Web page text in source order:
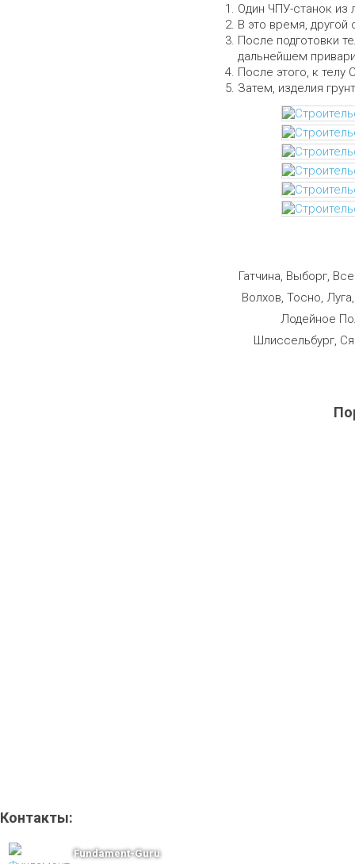
Один ЧПУ-станок из
В это время, другой
После подготовки
дальнейшем
После этого, к телу
Затем, изделия
Гатчина, Выборг,
Волхов, Тосно,
Лодейное
Шлиссельбург,
Контакты:
Fundament-Guru